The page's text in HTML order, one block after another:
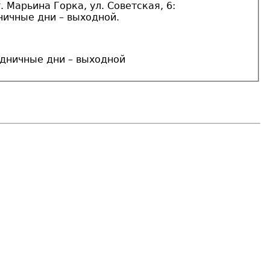
Марьина Горка, ул. Советская, 6:
дни – выходной.
дни – выходной